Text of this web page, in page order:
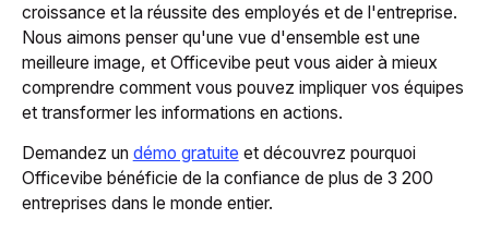
croissance et la réussite des employés et de l'entreprise.
Nous aimons penser qu'une vue d'ensemble est une
meilleure image, et Officevibe peut vous aider à mieux
comprendre comment vous pouvez impliquer vos équipes
et transformer les informations en actions.
Demandez un démo gratuite et découvrez pourquoi
Officevibe bénéficie de la confiance de plus de 3 200
entreprises dans le monde entier.